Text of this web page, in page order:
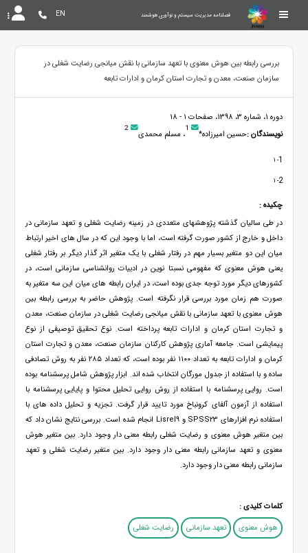
فصلنامه مدیریت سیستم و نوآوری هوشمند EN
بررسی رابطه بین هوش معنوی با تعهد سازمانی با نقش میانجی رضایت شغلی در
سازمان صنعت، معدن و تجارت استان کرمان و ادارات تابعه
دوره 1، شماره 3، 1398، صفحات 1 - 18
نویسندگان :حسین امیرزاده* 1، مسلم محمدی 2
1
- 1
2
- 1
چکیده :
در طی سالیان گذشته پژوهشهای متعددی در زمینه رضایت شغلی و تعهد سازمانی در
داخل و خارج از کشور صورت گرفته است، اما با وجود این که در سال های اخیر ارتباط
میان این دو متغیر بسیار مهم در رفتار شغلی با یک متغیر اثر گذار دیگر بر رفتار شغلی
یعنی هوش معنوی که مفهومی نسبتا نوین در ادبیات روانشناسی سازمانی است، در
کشورهای دیگر مورد توجه جدی بوده است، در ایران رابطه های میان این سه متغیر به
صورت هم زمان مورد بررسی قرار نگرفته است. پژوهش حاضر به بررسی رابطه بین
هوش معنوی با تعهد سازمانی با نقش میانجی رضایت شغلی در سازمان صنعت، معدن
و تجارت استان کرمان و ادارات تابعه پرداخته است. نوع تحقیق توصیفی از نوع
پیمایشی است. جامعه آماری پژوهش کارکنان سازمان صنعت، معدن و تجارت استان
کرمان و ادارات تابعه به تعداد ۱۱۰۰ نفر بوده است، که تعداد ۲۸۵ نفر به روش تصادفی
ساده و با استفاده از جدول مورگان انتخاب شده اند. ابزار پژوهش شامل پرسشنامه بوده
است. روایی پرسشنامه با استفاده از روش روایی تحلیل محتوا و پایایی پرسشنامه با
استفاده از آزمون آلفای کرونباخ مورد تایید قرار گرفت. تجزیه و تحلیل داده های با
استفاده نرم افزارهای SPSS23 و Lisrel9 انجام شده است. بررسی نتایج نشان داد که
بین متغیر هوش معنوی و رضایت شغلی رابطه معنی دار وجود دارد. بین متغیر هوش
معنوی و تعهد سازمانی رابطه معنی دار وجود دارد. بین متغیر رضایت شغلی و تعهد
سازمانی رابطه معنی دار وجود دارد.
کلمات کلیدی :
هوش معنوی
تعهد سازمانی رضایت شغلی